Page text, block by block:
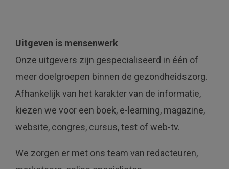
Uitgeven is mensenwerk
Onze uitgevers zijn gespecialiseerd in één of
meer doelgroepen binnen de gezondheidszorg.
Afhankelijk van het karakter van de informatie,
kiezen we voor een boek, e-learning, magazine,
website, congres, cursus, test of web-tv.
We zorgen er met ons team van redacteuren,